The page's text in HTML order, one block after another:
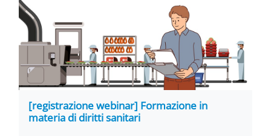
[registrazione webinar] Formazione in
materia di diritti sanitari